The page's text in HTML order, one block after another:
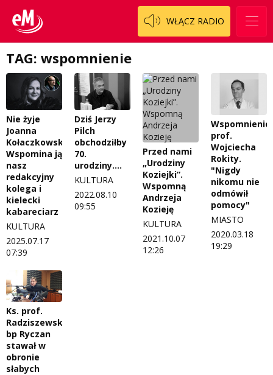
WŁĄCZ RADIO
Staszowski
Włoszczowski
Cały ten sport
Dzieciaki Cudaki
Fascynująca nauka
Historia na fali
Modna kultura
OdNowa
Pacjent, którego nie zapomnę
Pasjonaci
Piąta strona świata
Prawdę mówiąc
Tak wierzę
Weekend z blondynką
W starych Kielcach
Wszystko w temacie
Koncert życzeń
Kontakt
O nas
Regulamin programu Patron
Zespół
Logo do pobrania
Regulamin konkursów
Regulamin przesyłania materiałów
Regulamin sklepu internetowego
Regulamin konkursu Zwierzak naszej klasy
Polityka prywatności
TAG: wspomnienie
Nie żyje
Joanna
Kołaczkowska.
Wspomina ją
nasz
redakcyjny
kolega i
kielecki
kabareciarz
KULTURA
2025.07.17
07:39
Dziś Jerzy
Pilch
obchodziłby
70.
urodziny....
KULTURA
2022.08.10
09:55
Przed nami
„Urodziny
Koziejki”.
Wspomną
Andrzeja
Kozieję
KULTURA
2021.10.07
12:26
Wspomnienie
prof.
Wojciecha
Rokity.
"Nigdy
nikomu nie
odmówił
pomocy"
MIASTO
2020.03.18
19:29
Ks. prof.
Radziszewski:
bp Ryczan
stawał w
obronie
słabych